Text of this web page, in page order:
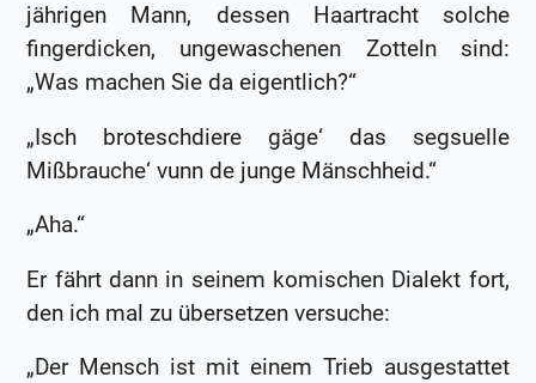
jährigen Mann, dessen Haartracht solche
fingerdicken, ungewaschenen Zotteln sind:
„Was machen Sie da eigentlich?“
„Isch broteschdiere gäge‘ das segsuelle
Mißbrauche‘ vunn de junge Mänschheid.“
„Aha.“
Er fährt dann in seinem komischen Dialekt fort,
den ich mal zu übersetzen versuche:
„Der Mensch ist mit einem Trieb ausgestattet